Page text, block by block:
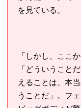
を見ている。
「しかし、ここ
「どういうこと
えることは、本
うことだ」。フ